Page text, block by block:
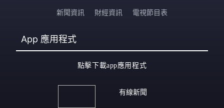
新聞資訊 財經資訊 電視節目表
App 應用程式
點擊下載app應用程式
有線新聞